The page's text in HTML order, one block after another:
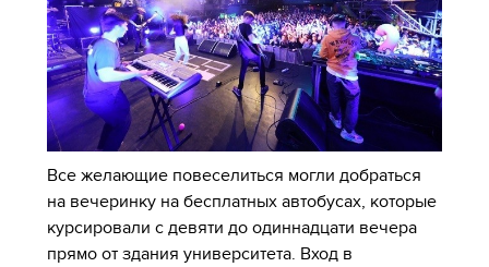
Все желающие повеселиться могли добраться
на вечеринку на бесплатных автобусах, которые
курсировали с девяти до одиннадцати вечера
прямо от здания университета. Вход в